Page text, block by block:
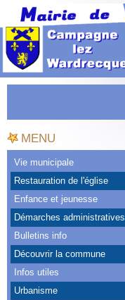
Accueil
Actualités
Facebook
CAPSO
Urbanisme
Transports
Agenda
MENU
Vie municipale
Restauration de l'église
Enfance et jeunesse
Démarches administratives
Bulletins info
Découvrir la commune
Infos utiles
Urbanisme